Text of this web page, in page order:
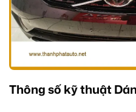
Thông số kỹ thuật